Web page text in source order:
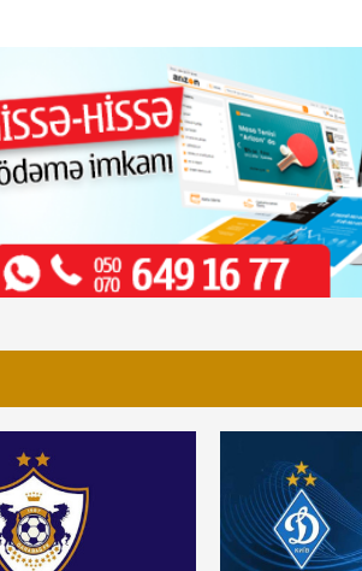
hörmətsizliyinə göz
"Neftçi"ni məhv